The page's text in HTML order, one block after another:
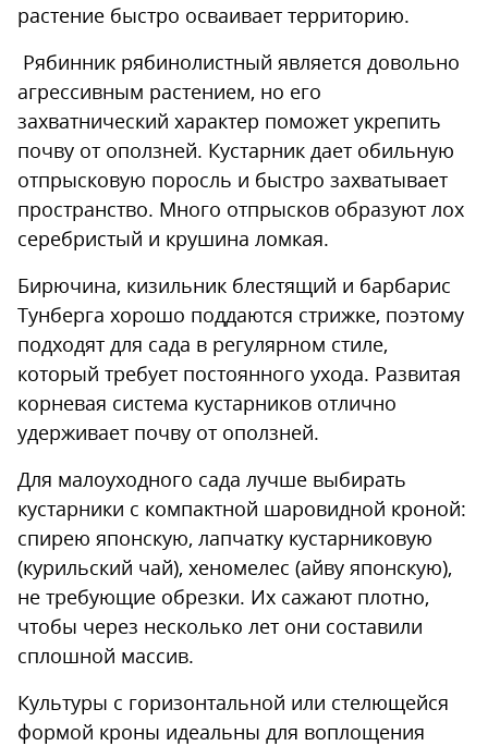
растение быстро осваивает территорию.
Рябинник рябинолистный является довольно
агрессивным растением, но его
захватнический характер поможет укрепить
почву от оползней. Кустарник дает обильную
отпрысковую поросль и быстро захватывает
пространство. Много отпрысков образуют лох
серебристый и крушина ломкая.
Бирючина, кизильник блестящий и барбарис
Тунберга хорошо поддаются стрижке, поэтому
подходят для сада в регулярном стиле,
который требует постоянного ухода. Развитая
корневая система кустарников отлично
удерживает почву от оползней.
Для малоуходного сада лучше выбирать
кустарники с компактной шаровидной кроной:
спирею японскую, лапчатку кустарниковую
(курильский чай), хеномелес (айву японскую),
не требующие обрезки. Их сажают плотно,
чтобы через несколько лет они составили
сплошной массив.
Культуры с горизонтальной или стелющейся
формой кроны идеальны для воплощения